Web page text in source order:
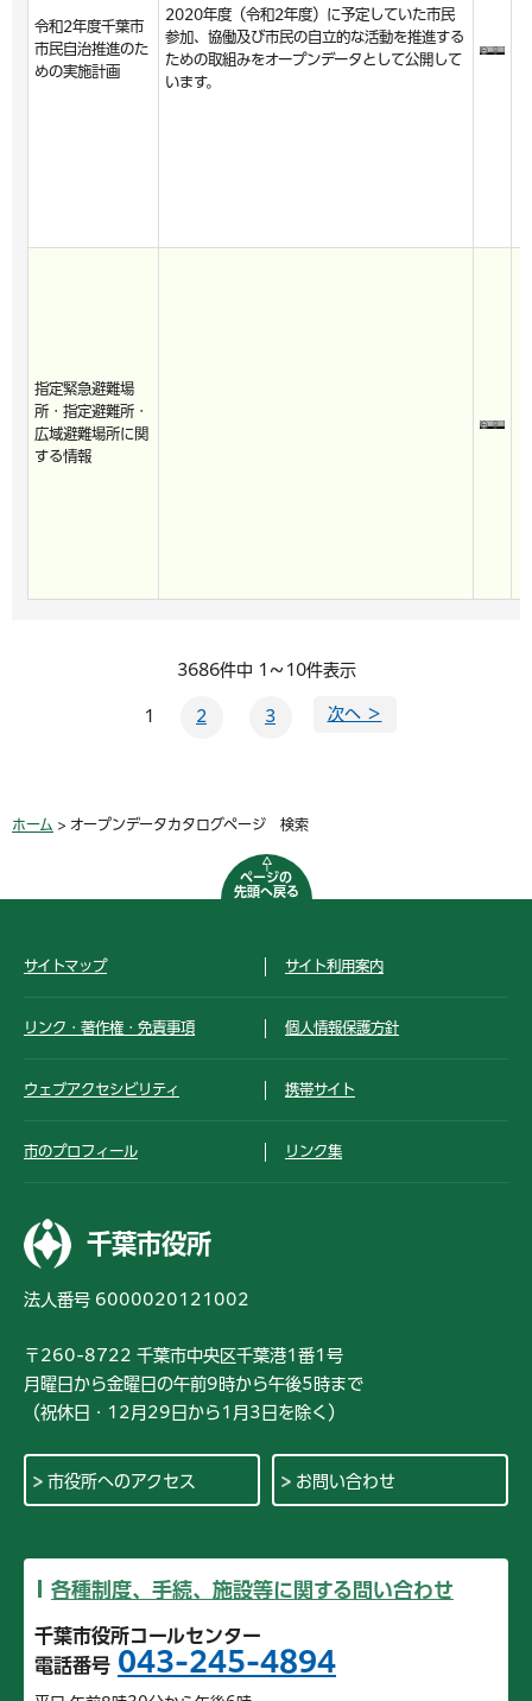
令和2年度千葉市
市民自治推進のた
めの実施計画
2020年度（令和2年度）に予定していた市民
参加、協働及び市民の自立的な活動を推進する
ための取組みをオープンデータとして公開して
います。
指定緊急避難場
所・指定避難所・
広域避難場所に関
する情報
3686件中 1～10件表示
1 2 3 次へ ＞
ホーム > オープンデータカタログページ 検索
ページの
先頭へ戻る
サイトマップ サイト利用案内
リンク・著作権・免責事項 個人情報保護方針
ウェブアクセシビリティ 携帯サイト
市のプロフィール リンク集
千葉市役所
法人番号 6000020121002
〒260-8722 千葉市中央区千葉港1番1号
月曜日から金曜日の午前9時から午後5時まで
（祝休日・12月29日から1月3日を除く）
市役所へのアクセス お問い合わせ
各種制度、手続、施設等に関する問い合わせ
千葉市役所コールセンター
電話番号 043-245-4894